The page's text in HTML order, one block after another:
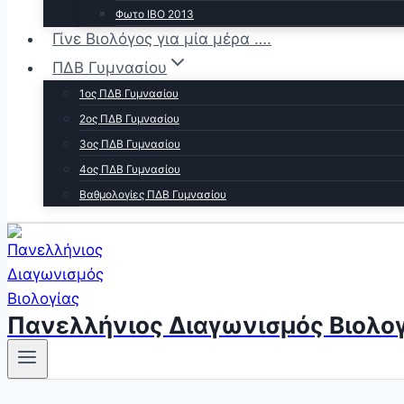
Φωτο ΙΒΟ 2013
Γίνε Βιολόγος για μία μέρα ….
ΠΔΒ Γυμνασίου
1ος ΠΔΒ Γυμνασίου
2ος ΠΔΒ Γυμνασίου
3ος ΠΔΒ Γυμνασίου
4ος ΠΔΒ Γυμνασίου
Βαθμολογίες ΠΔΒ Γυμνασίου
Πανελλήνιος Διαγωνισμός